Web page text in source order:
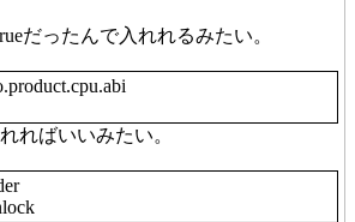
だったんで入れれるみたい。
ればいいみたい。